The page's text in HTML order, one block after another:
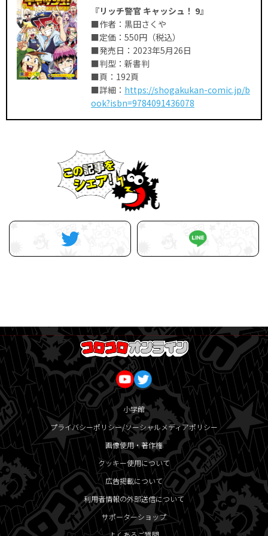
『リッチ警官 キャッシュ！ 9』
■作者：黒田さくや
■定価：550円（税込）
■発売日：2023年5月26日
■判型：新書判
■頁：192頁
■詳細： https://shogakukan-comic.jp/b
ook?isbn=9784091436078
小学館
プライバシーポリシー/ソーシャルメディアポリシー
画像使用・著作権
クッキー使用について
広告掲載について
利用者情報の外部送信について
サポーターショップ